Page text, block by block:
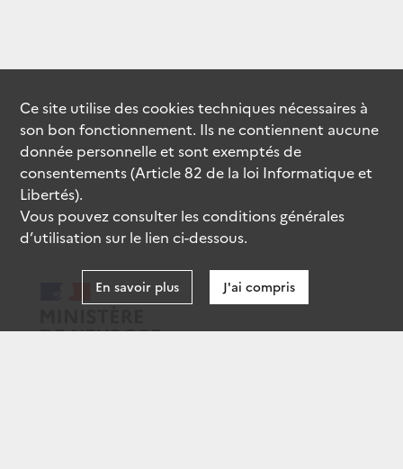
Ce site utilise descookiestechniques nécessaires à
son bon fonctionnement. Ils ne contiennent aucune
donnée personnelle et sont exemptés de
consentements (Article 82 de la loi Informatique et
Libertés).
Vous pouvez consulter les conditions générales
d’utilisation sur le lien ci-dessous.
En savoir plus J'ai compris